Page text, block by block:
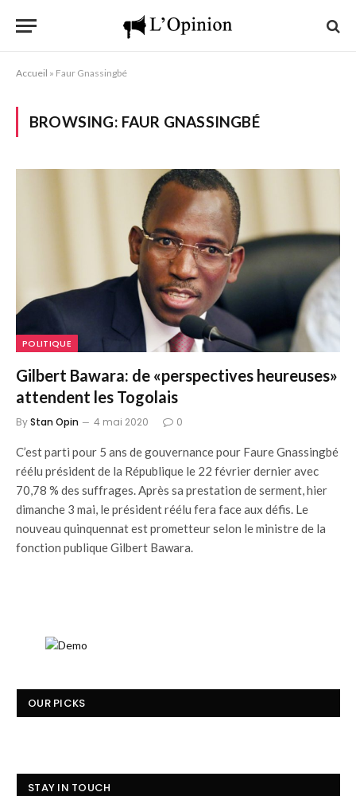
Accueil » Faur Gnassingbé
BROWSING: FAUR GNASSINGBÉ
POLITIQUE
Gilbert Bawara: de «perspectives heureuses»
attendent les Togolais
ByStan Opin 4 mai 2020 0
C’est parti pour 5 ans de gouvernance pour Faure Gnassingbé
réélu président de la République le 22 février dernier avec
70,78 % des suffrages. Après sa prestation de serment, hier
dimanche 3 mai, le président réélu fera face aux défis. Le
nouveau quinquennat est prometteur selon le ministre de la
fonction publique Gilbert Bawara.
OUR PICKS
STAY IN TOUCH